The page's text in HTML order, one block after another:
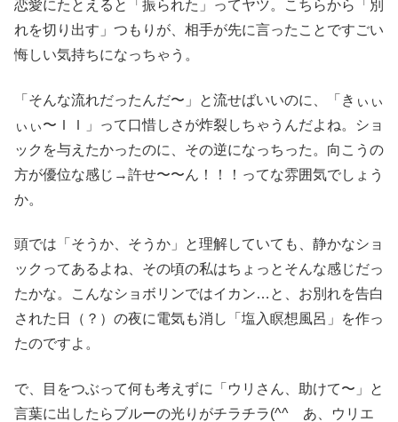
恋愛にたとえると「振られた」ってヤツ。こちらから「別
れを切り出す」つもりが、相手が先に言ったことですごい
悔しい気持ちになっちゃう。
「そんな流れだったんだ〜」と流せばいいのに、「きぃぃ
ぃぃ〜ＩＩ」って口惜しさが炸裂しちゃうんだよね。ショ
ックを与えたかったのに、その逆になっちった。向こうの
方が優位な感じ→許せ〜〜ん！！！ってな雰囲気でしょう
か。
頭では「そうか、そうか」と理解していても、静かなショ
ックってあるよね、その頃の私はちょっとそんな感じだっ
たかな。こんなショボリンではイカン…と、お別れを告白
された日（？）の夜に電気も消し「塩入瞑想風呂」を作っ
たのですよ。
で、目をつぶって何も考えずに「ウリさん、助けて〜」と
言葉に出したらブルーの光りがチラチラ(^^ゞあ、ウリエ